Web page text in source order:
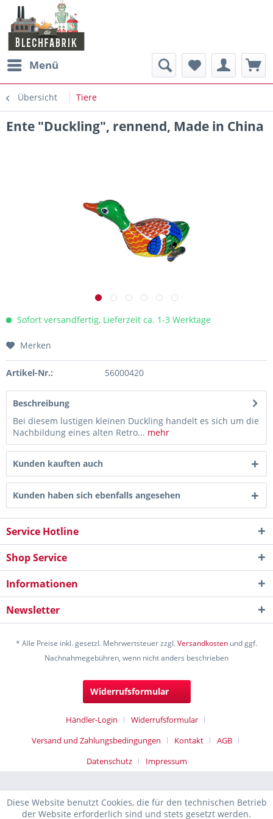
Menü
Übersicht Tiere
Ente "Duckling", rennend, Made in China
Sofort versandfertig, Lieferzeit ca. 1-3 Werktage
Merken
Artikel-Nr.: 56000420
Beschreibung
Bei diesem lustigen kleinen Duckling handelt es sich um die
Nachbildung eines alten Retro... mehr
Kunden kauften auch
Kunden haben sich ebenfalls angesehen
Service Hotline
Shop Service
Informationen
Newsletter
* Alle Preise inkl. gesetzl. Mehrwertsteuer zzgl.Versandkosten und ggf.
Nachnahmegebühren, wenn nicht anders beschrieben
Widerrufsformular
Händler-Login
Widerrufsformular
Versand und Zahlungsbedingungen
Kontakt
AGB
Datenschutz
Impressum
Diese Website benutzt Cookies, die für den technischen Betrieb
der Website erforderlich sind und stets gesetzt werden.